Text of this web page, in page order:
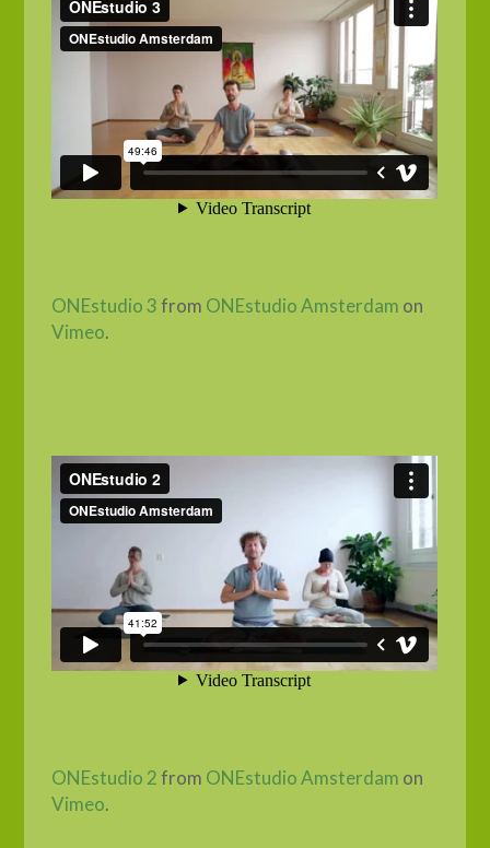
ONEstudio 3from ONEstudio Amsterdam on
Vimeo.
ONEstudio 2from ONEstudio Amsterdam on
Vimeo.